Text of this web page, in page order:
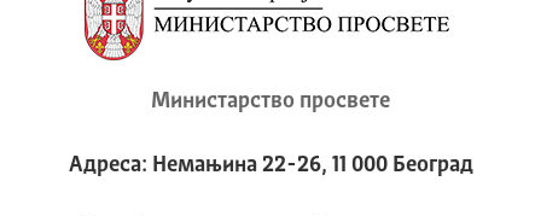
Министарство просвете
Адреса: Немањина 22-26, 11 000 Београд